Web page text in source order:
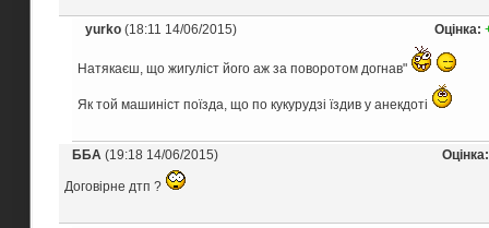
yurko (18:11 14/06/2015) Оцінка:
Натякаєш, що жигуліст його аж за поворотом догнав"
Як той машиніст поїзда, що по кукурудзі їздив у анекдоті
ББА (19:18 14/06/2015) Оцінка:
Договірне дтп ?